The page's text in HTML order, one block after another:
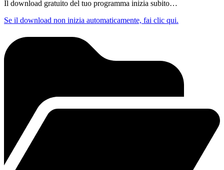
Il download gratuito del tuo programma inizia subito…
Se il download non inizia automaticamente, fai clic qui.